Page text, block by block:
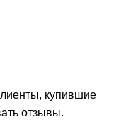
купившие
отзывы.